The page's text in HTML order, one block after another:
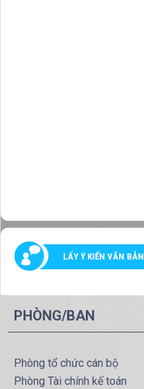
LẤY Ý KIẾN VĂN BẢN
PHÒNG/BAN
Phòng tổ chức cán bộ
Phòng Tài chính kế toán